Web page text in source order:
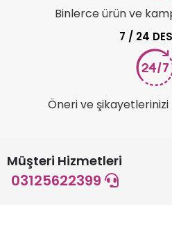
Binlerce ürün ve
7 / 24
Öneri ve şikayetlerinizi
Müşteri Hizmetleri
03125622399